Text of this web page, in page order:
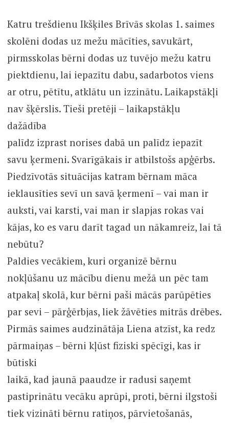
Katru trešdienu Ikšķiles Brīvās skolas 1. saimes
skolēni dodas uz mežu mācīties, savukārt,
pirmsskolas bērni dodas uz tuvējo mežu katru
piektdienu, lai iepazītu dabu, sadarbotos viens
ar otru, pētītu, atklātu un izzinātu. Laikapstākļi
nav šķērslis. Tieši pretēji – laikapstākļu
dažādība
palīdz izprast norises dabā un palīdz iepazīt
savu ķermeni. Svarīgākais ir atbilstošs apģērbs.
Piedzīvotās situācijas katram bērnam māca
ieklausīties sevī un savā ķermenī – vai man ir
auksti, vai karsti, vai man ir slapjas rokas vai
kājas, ko es varu darīt tagad un nākamreiz, lai tā
nebūtu?
Paldies vecākiem, kuri organizē bērnu
nokļūšanu uz mācību dienu mežā un pēc tam
atpakaļ skolā, kur bērni paši mācās parūpēties
par sevi – pārģērbjas, liek žāvēties mitrās drēbes.
Pirmās saimes audzinātāja Liena atzīst, ka redz
pārmaiņas – bērni kļūst fiziski spēcīgi, kas ir
būtiski
laikā, kad jaunā paaudze ir radusi saņemt
pastiprinātu vecāku aprūpi, proti, bērni ilgstoši
tiek vizināti bērnu ratiņos, pārvietošanās,